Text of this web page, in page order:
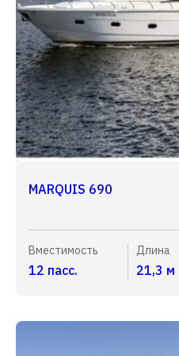
MARQUIS 690
Вместимость
12 пасс.
Длина
21,3 м